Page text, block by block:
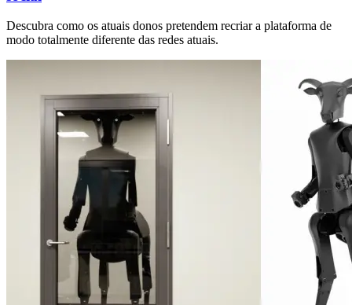
Descubra como os atuais donos pretendem recriar a plataforma de
modo totalmente diferente das redes atuais.